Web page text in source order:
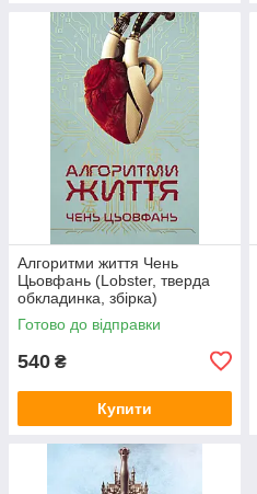
Алгоритми життя Чень
Цьовфань (Lobster, тверда
обкладинка, збірка)
Готово до відправки
540 ₴
Купити